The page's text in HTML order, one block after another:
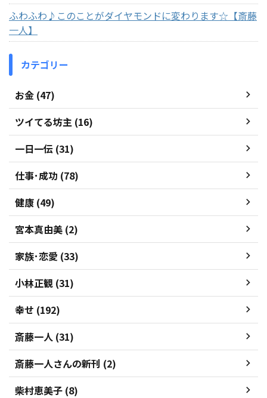
ふわふわ♪このことがダイヤモンドに変わります☆【斎藤
一人】
カテゴリー
お金 (47)
ツイてる坊主 (16)
一日一伝 (31)
仕事･成功 (78)
健康 (49)
宮本真由美 (2)
家族･恋愛 (33)
小林正観 (31)
幸せ (192)
斎藤一人 (31)
斎藤一人さんの新刊 (2)
柴村恵美子 (8)